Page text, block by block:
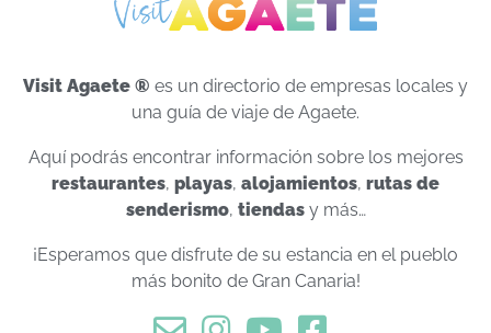
Visit Agaete ® es un directorio de empresas locales y
una guía de viaje de Agaete.
Aquí podrás encontrar información sobre los mejores
restaurantes, playas, alojamientos, rutas de
senderismo, tiendasy más…
¡Esperamos que disfrute de su estancia en el pueblo
más bonito de Gran Canaria!